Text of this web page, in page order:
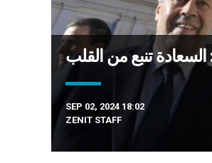
SEP 02, 2024 18:02
ZENIT STAFF